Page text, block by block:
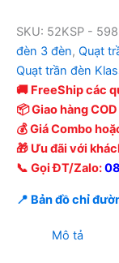
SKU: 52KSP - 598
đèn 3 đèn, Quạt
Quạt trần đèn
🚚 FreeShip các
📦 Giao hàng
💰 Giá Combo
🎁 Ưu đãi với
📞 Gọi ĐT/Zalo:
📍 Bản đồ chỉ
Mô tả